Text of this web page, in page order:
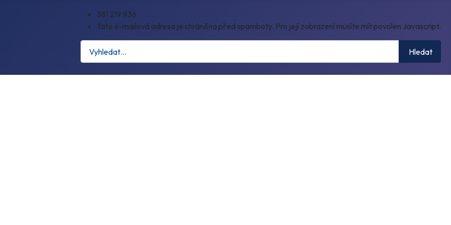
381 219 936
Tato e-mailová adresa je chráněna před spamboty. Pro její zobrazení musíte mít povolen Javascript.
Hledat